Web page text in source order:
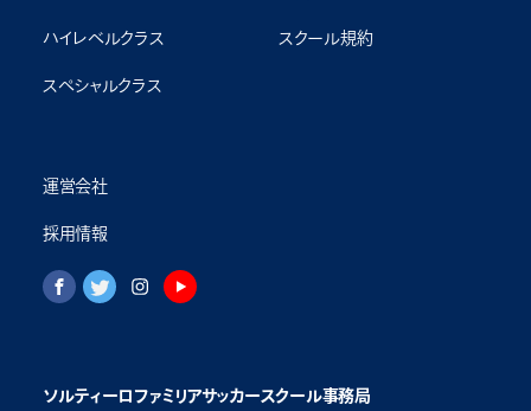
ハイレベルクラス
スペシャルクラス
スクール規約
運営会社
採用情報
ソルティーロファミリアサッカースクール事務局